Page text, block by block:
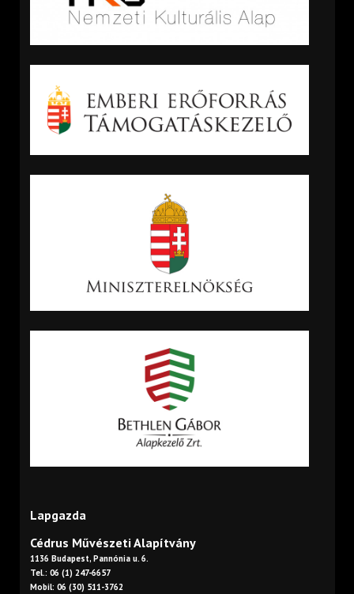
Lapgazda
Cédrus Művészeti Alapítvány
1136 Budapest, Pannónia u. 6.
Tel.: 06 (1) 247-6657
Mobil: 06 (30) 511-3762